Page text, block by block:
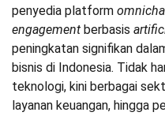
penyedia platform
engagement berbasis
peningkatan signifikan
bisnis di Indonesia. Tidak
teknologi, kini berbagai
layanan keuangan, hingga